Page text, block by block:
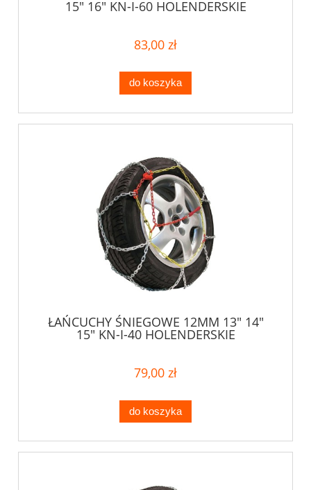
15" 16" KN-I-60 HOLENDERSKIE
83,00 zł
do koszyka
ŁAŃCUCHY ŚNIEGOWE 12MM 13" 14"
15" KN-I-40 HOLENDERSKIE
79,00 zł
do koszyka